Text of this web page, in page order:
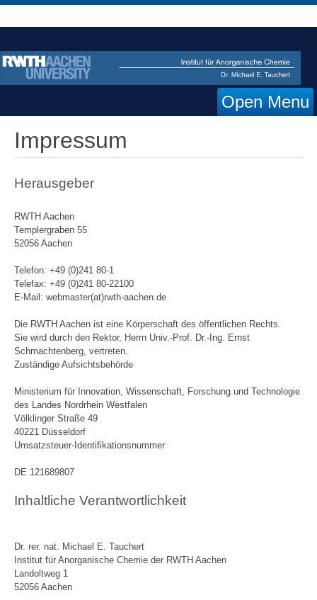
Open Menu
Impressum
Herausgeber
RWTH Aachen
Templergraben 55
52056 Aachen
Telefon: +49 (0)241 80-1
Telefax: +49 (0)241 80-22100
E-Mail: webmaster(at)rwth-aachen.de
Die RWTH Aachen ist eine Körperschaft des öffentlichen Rechts.
Sie wird durch den Rektor, Herrn Univ.-Prof. Dr.-Ing. Ernst
Schmachtenberg, vertreten.
Zuständige Aufsichtsbehörde
Ministerium für Innovation, Wissenschaft, Forschung und Technologie
des Landes Nordrhein Westfalen
Völklinger Straße 49
40221 Düsseldorf
Umsatzsteuer-Identifikationsnummer
DE 121689807
Inhaltliche Verantwortlichkeit
Dr. rer. nat. Michael E. Tauchert
Institut für Anorganische Chemie der RWTH Aachen
Landoltweg 1
52056 Aachen